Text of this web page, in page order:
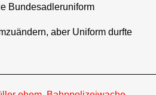
Bundesadleruniform
aber Uniform durfte